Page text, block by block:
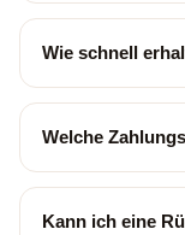
Wie schnell
Welche
Kann ich eine